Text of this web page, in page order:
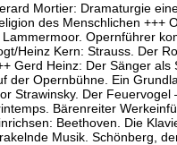
Mortier: Dramaturgie
des Menschlichen +++
Lammermoor. Opernführer
Heinz Kern: Strauss. Der
Gerd Heinz: Der Sänger als
der Opernbühne. Ein
Strawinsky. Der
Bärenreiter
Beethoven. Die
Musik. Schönberg,